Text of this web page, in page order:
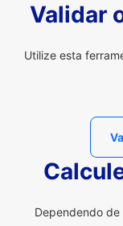
Validar
Utilize esta
Dependendo